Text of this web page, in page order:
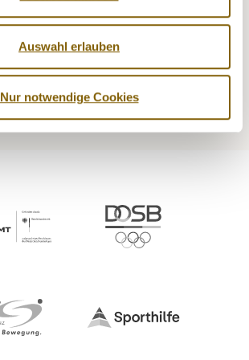
Auswahl erlauben
Nur notwendige Cookies
Kontrollen
Service